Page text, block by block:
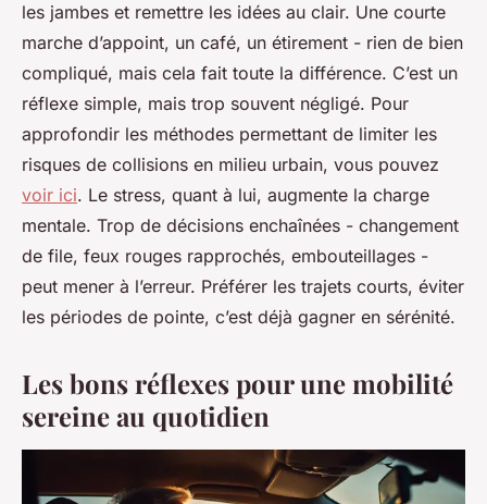
les jambes et remettre les idées au clair. Une courte
marche d’appoint, un café, un étirement - rien de bien
compliqué, mais cela fait toute la différence. C’est un
réflexe simple, mais trop souvent négligé. Pour
approfondir les méthodes permettant de limiter les
risques de collisions en milieu urbain, vous pouvez
voir ici. Le stress, quant à lui, augmente la charge
mentale. Trop de décisions enchaînées - changement
de file, feux rouges rapprochés, embouteillages -
peut mener à l’erreur. Préférer les trajets courts, éviter
les périodes de pointe, c’est déjà gagner en sérénité.
Les bons réflexes pour une mobilité
sereine au quotidien